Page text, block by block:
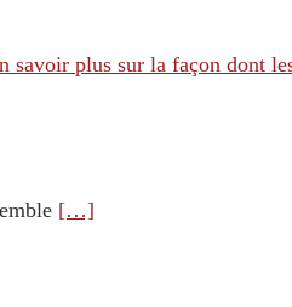
savoir plus sur la façon dont
[…]